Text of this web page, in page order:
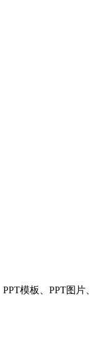
模板、PPT图